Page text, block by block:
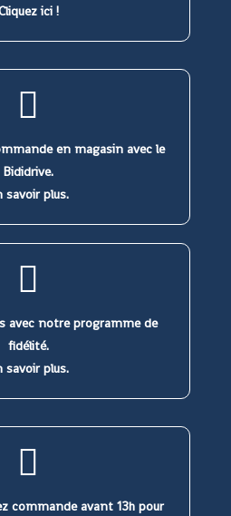
ici !
en magasin avec le
Bididrive.
savoir plus.
avec notre programme de
fidélité.
savoir plus.
commande avant 13h pour